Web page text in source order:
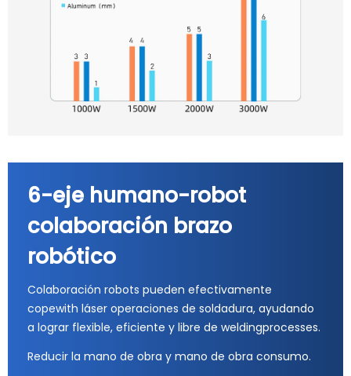
6-eje humano-robot
colaboración brazo
robótico
Colaboración robots pueden efectivamente
copewith láser operaciones de soldadura, ayudando
a lograr flexible, eficiente y libre de weldingprocesses.
Reducir la mano de obra y mano de obra consumo.